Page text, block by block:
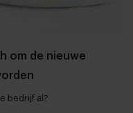
om de nieuwe
bedrijf al?